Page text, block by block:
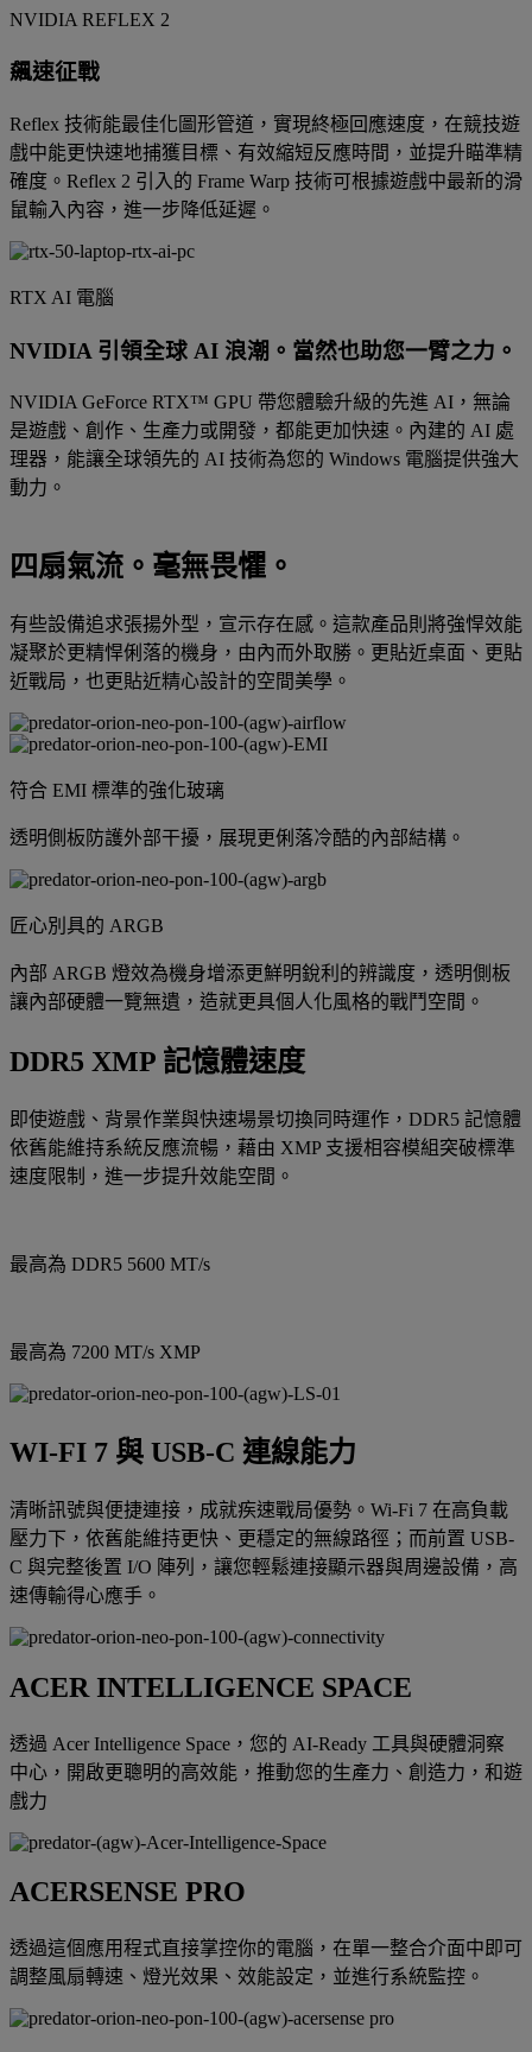
NVIDIA REFLEX 2
飆速征戰
Reflex 技術能最佳化圖形管道，實現終極回應速度，在競技遊
戲中能更快速地捕獲目標、有效縮短反應時間，並提升瞄準精
確度。Reflex 2 引入的 Frame Warp 技術可根據遊戲中最新的滑
鼠輸入內容，進一步降低延遲。
RTX AI 電腦
NVIDIA 引領全球 AI 浪潮。當然也助您一臂之力。
NVIDIA GeForce RTX™ GPU 帶您體驗升級的先進 AI，無論
是遊戲、創作、生產力或開發，都能更加快速。內建的 AI 處
理器，能讓全球領先的 AI 技術為您的 Windows 電腦提供強大
動力。
四扇氣流。毫無畏懼。
有些設備追求張揚外型，宣示存在感。這款產品則將強悍效能
凝聚於更精悍俐落的機身，由內而外取勝。更貼近桌面、更貼
近戰局，也更貼近精心設計的空間美學。
符合 EMI 標準的強化玻璃
透明側板防護外部干擾，展現更俐落冷酷的內部結構。
匠心別具的 ARGB
內部 ARGB 燈效為機身增添更鮮明銳利的辨識度，透明側板
讓內部硬體一覽無遺，造就更具個人化風格的戰鬥空間。
DDR5 XMP 記憶體速度
即使遊戲、背景作業與快速場景切換同時運作，DDR5 記憶體
依舊能維持系統反應流暢，藉由 XMP 支援相容模組突破標準
速度限制，進一步提升效能空間。
最高為 DDR5 5600 MT/s
最高為 7200 MT/s XMP
WI-FI 7 與 USB-C 連線能力
清晰訊號與便捷連接，成就疾速戰局優勢。Wi-Fi 7 在高負載
壓力下，依舊能維持更快、更穩定的無線路徑；而前置 USB-
C 與完整後置 I/O 陣列，讓您輕鬆連接顯示器與周邊設備，高
速傳輸得心應手。
ACER INTELLIGENCE SPACE
透過 Acer Intelligence Space，您的 AI-Ready 工具與硬體洞察
中心，開啟更聰明的高效能，推動您的生產力、創造力，和遊
戲力
ACERSENSE PRO
透過這個應用程式直接掌控你的電腦，在單一整合介面中即可
調整風扇轉速、燈光效果、效能設定，並進行系統監控。